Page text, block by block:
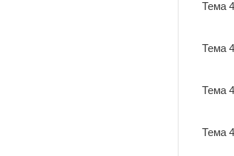
Тема
Тема
Тема
Тема